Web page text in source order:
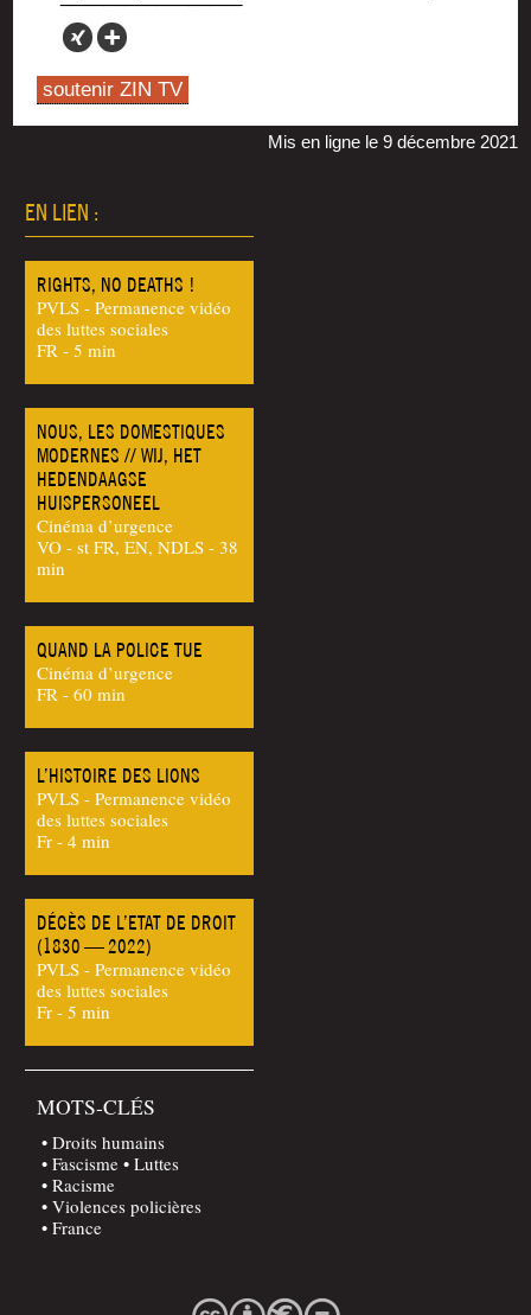
EN LIEN :
RIGHTS, NO DEATHS !
PVLS - Permanence vidéo
des luttes sociales
FR - 5 min
NOUS, LES DOMESTIQUES
MODERNES // WIJ, HET
HEDENDAAGSE
HUISPERSONEEL
Cinéma d’urgence
VO - st FR, EN, NDLS - 38
min
QUAND LA POLICE TUE
Cinéma d’urgence
FR - 60 min
L’HISTOIRE DES LIONS
PVLS - Permanence vidéo
des luttes sociales
Fr - 4 min
DÉCÈS DE L’ETAT DE DROIT
(1830 — 2022)
PVLS - Permanence vidéo
des luttes sociales
Fr - 5 min
MOTS-CLÉS
Droits humains
Fascisme
Luttes
Racisme
Violences policières
France
soutenir ZIN TV
Mis en ligne le 9 décembre 2021